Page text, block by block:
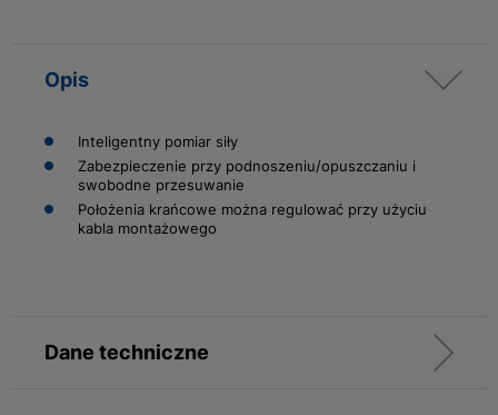
Opis
Inteligentny pomiar siły
Zabezpieczenie przy podnoszeniu/opuszczaniu i
swobodne przesuwanie
Położenia krańcowe można regulować przy użyciu
kabla montażowego
Dane techniczne